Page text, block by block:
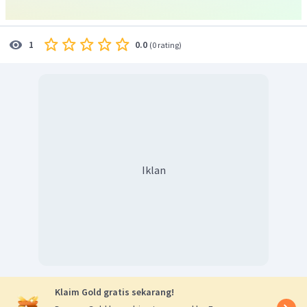
1 0.0 (0 rating)
Iklan
Klaim Gold gratis sekarang!